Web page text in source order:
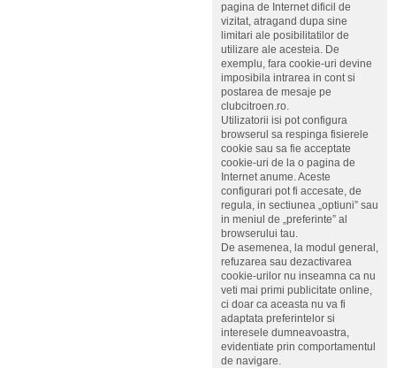
pagina de Internet dificil de
vizitat, atragand dupa sine
limitari ale posibilitatilor de
utilizare ale acesteia. De
exemplu, fara cookie-uri devine
imposibila intrarea in cont si
postarea de mesaje pe
clubcitroen.ro.
Utilizatorii isi pot configura
browserul sa respinga fisierele
cookie sau sa fie acceptate
cookie-uri de la o pagina de
Internet anume. Aceste
configurari pot fi accesate, de
regula, in sectiunea „optiuni” sau
in meniul de „preferinte” al
browserului tau.
De asemenea, la modul general,
refuzarea sau dezactivarea
cookie-urilor nu inseamna ca nu
veti mai primi publicitate online,
ci doar ca aceasta nu va fi
adaptata preferintelor si
interesele dumneavoastra,
evidentiate prin comportamentul
de navigare.